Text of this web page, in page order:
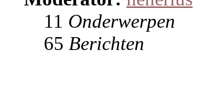
11 Onderwerpen
65 Berichten